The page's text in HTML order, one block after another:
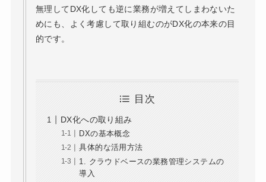
無理してDX化しても逆に業務が増えてしまわないた
めにも、よく考慮して取り組むのがDX化の本来の目
的です。
目次
DX化への取り組み
DXの基本概念
具体的な活用方法
1. クラウドベースの業務管理システムの
導入